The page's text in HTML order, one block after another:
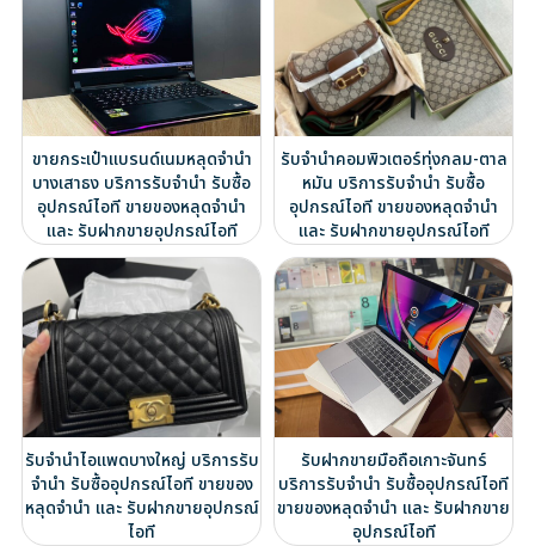
ขายกระเป๋าแบรนด์เนมหลุดจำนำ
บางเสาธง บริการรับจำนำ รับซื้อ
อุปกรณ์ไอที ขายของหลุดจำนำ
และ รับฝากขายอุปกรณ์ไอที
รับจำนำคอมพิวเตอร์ทุ่งกลม-ตาล
หมัน บริการรับจำนำ รับซื้อ
อุปกรณ์ไอที ขายของหลุดจำนำ
และ รับฝากขายอุปกรณ์ไอที
รับจำนำไอแพดบางใหญ่ บริการรับ
จำนำ รับซื้ออุปกรณ์ไอที ขายของ
หลุดจำนำ และ รับฝากขายอุปกรณ์
ไอที
รับฝากขายมือถือเกาะจันทร์
บริการรับจำนำ รับซื้ออุปกรณ์ไอที
ขายของหลุดจำนำ และ รับฝากขาย
อุปกรณ์ไอที